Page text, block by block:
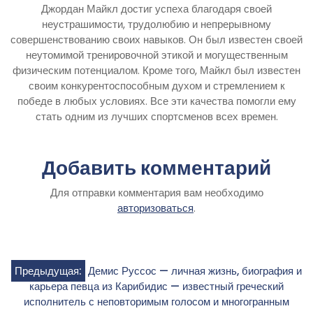
Джордан Майкл достиг успеха благодаря своей
неустрашимости, трудолюбию и непрерывному
совершенствованию своих навыков. Он был известен своей
неутомимой тренировочной этикой и могущественным
физическим потенциалом. Кроме того, Майкл был известен
своим конкурентоспособным духом и стремлением к
победе в любых условиях. Все эти качества помогли ему
стать одним из лучших спортсменов всех времен.
Добавить комментарий
Для отправки комментария вам необходимо
авторизоваться.
Навигация
по
Предыдущая: Демис Руссос — личная жизнь, биография и
карьера певца из Карибидис — известный греческий
исполнитель с неповторимым голосом и многогранным